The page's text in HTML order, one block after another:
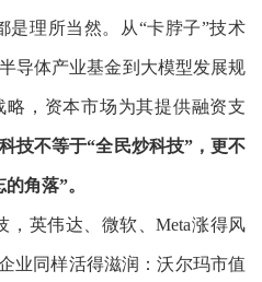
是理所当然。从“卡脖子”技术
导体产业基金到大模型发展规
，资本市场为其提供融资支
技不等于“全民炒科技”，更不
角落”。
，英伟达、微软、Meta涨得风
业同样活得滋润：沃尔玛市值